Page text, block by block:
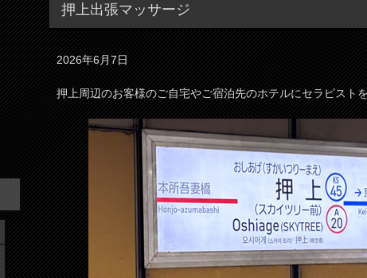
押上出張マッサージ
2026年6月7日
押上周辺のお客様のご自宅やご宿泊先のホテルにセラピスト